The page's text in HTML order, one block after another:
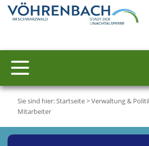
Sie sind hier:Startseite>Verwaltung &
Mitarbeiter